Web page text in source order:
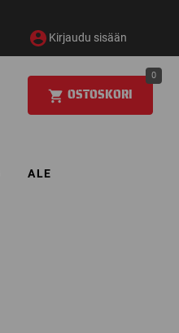
Kirjaudu sisään
OSTOSKORI
0
ALE